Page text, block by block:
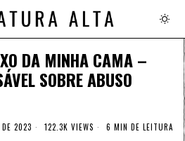
DA MINHA CAMA –
SOBRE ABUSO
2023 122.3K VIEWS 6 MIN DE LEITURA